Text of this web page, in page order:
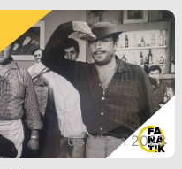
05 Nisan 2023